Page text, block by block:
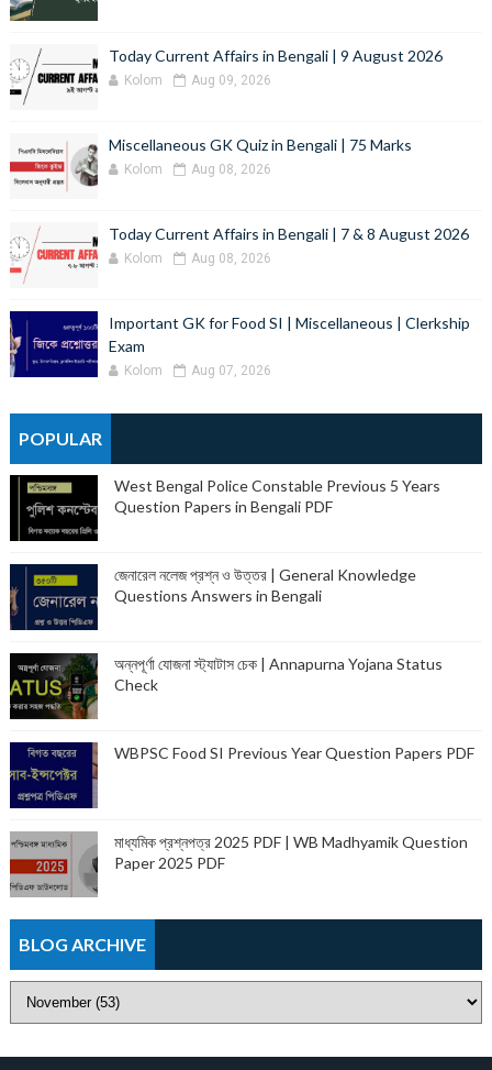
Today Current Affairs in Bengali | 9 August 2026
Kolom Aug 09, 2026
Miscellaneous GK Quiz in Bengali | 75 Marks
Kolom Aug 08, 2026
Today Current Affairs in Bengali | 7 & 8 August 2026
Kolom Aug 08, 2026
Important GK for Food SI | Miscellaneous | Clerkship
Exam
Kolom Aug 07, 2026
POPULAR
West Bengal Police Constable Previous 5 Years
Question Papers in Bengali PDF
জেনারেল নলেজ প্রশ্ন ও উত্তর | General Knowledge
Questions Answers in Bengali
অন্নপূর্ণা যোজনা স্ট্যাটাস চেক | Annapurna Yojana Status
Check
WBPSC Food SI Previous Year Question Papers PDF
মাধ্যমিক প্রশ্নপত্র 2025 PDF | WB Madhyamik Question
Paper 2025 PDF
BLOG ARCHIVE